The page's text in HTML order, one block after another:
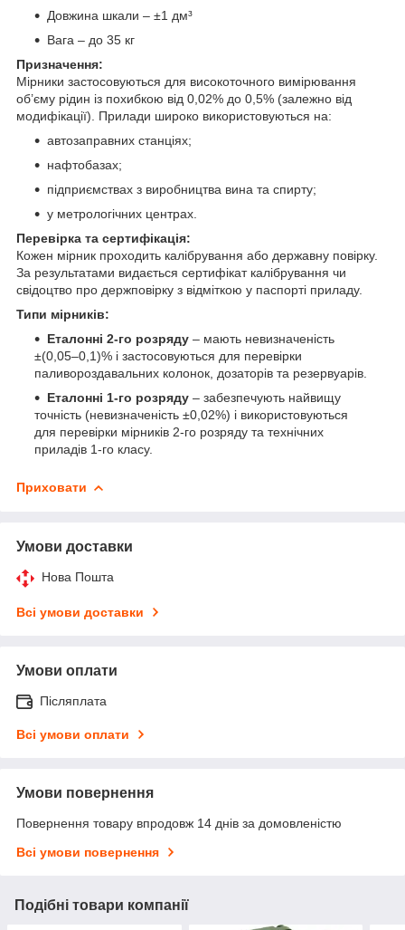
Довжина шкали – ±1 дм³
Вага – до 35 кг
Призначення:
Мірники застосовуються для високоточного вимірювання
об’єму рідин із похибкою від 0,02% до 0,5% (залежно від
модифікації). Прилади широко використовуються на:
автозаправних станціях;
нафтобазах;
підприємствах з виробництва вина та спирту;
у метрологічних центрах.
Перевірка та сертифікація:
Кожен мірник проходить калібрування або державну повірку.
За результатами видається сертифікат калібрування чи
свідоцтво про держповірку з відміткою у паспорті приладу.
Типи мірників:
Еталонні 2-го розряду – мають невизначеність
±(0,05–0,1)% і застосовуються для перевірки
паливороздавальних колонок, дозаторів та резервуарів.
Еталонні 1-го розряду – забезпечують найвищу
точність (невизначеність ±0,02%) і використовуються
для перевірки мірників 2-го розряду та технічних
приладів 1-го класу.
Приховати
Умови доставки
Нова Пошта
Всі умови доставки
Умови оплати
Післяплата
Всі умови оплати
Умови повернення
Повернення товару впродовж 14 днів за домовленістю
Всі умови повернення
Подібні товари компанії